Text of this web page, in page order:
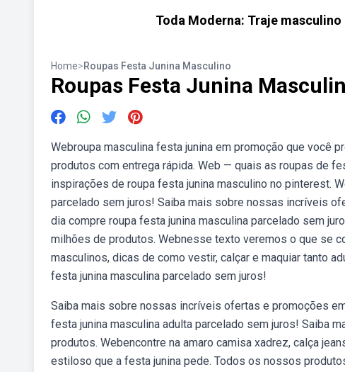
Toda Moderna: Traje
Home>Roupas Festa Junina Masculino
Roupas Festa Junina
Webroupa masculina festa junina em promoção que você
produtos com entrega rápida. Web — quais as roupas de
inspirações de roupa festa junina masculino no pinterest.
parcelado sem juros! Saiba mais sobre nossas incríveis
dia compre roupa festa junina masculina parcelado sem
milhões de produtos. Webnesse texto veremos o que se
masculinos, dicas de como vestir, calçar e maquiar tanto
festa junina masculina parcelado sem juros!
Saiba mais sobre nossas incríveis ofertas e promoções
festa junina masculina adulta parcelado sem juros! Saiba
produtos. Webencontre na amaro camisa xadrez, calça
estiloso que a festa junina pede. Todos os nossos